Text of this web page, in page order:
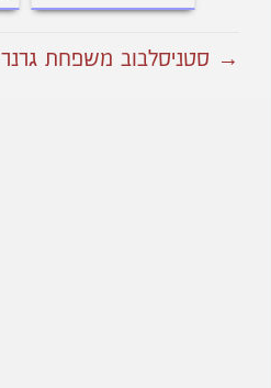
→ סטניסלבוב משפחת גרנר 71א